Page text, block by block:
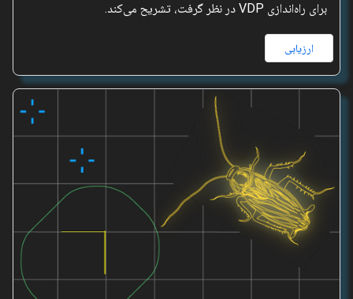
برای راه‌اندازی VDP در نظر گرفت، تشریح می‌کند.
ارزیابی